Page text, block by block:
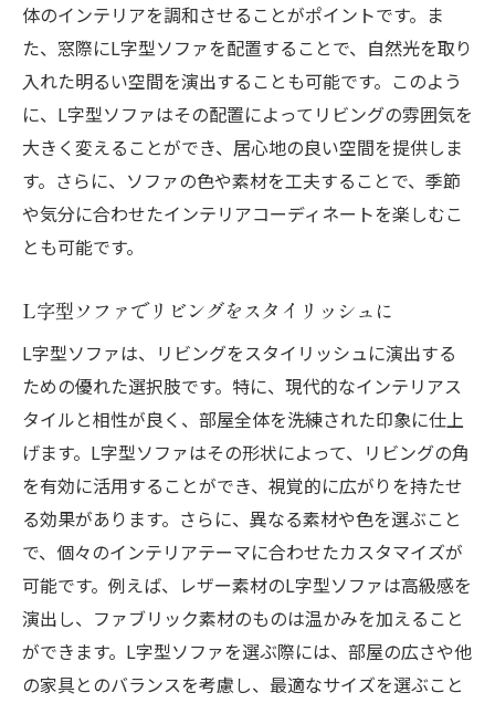
体のインテリアを調和させることがポイントです。ま
た、窓際にL字型ソファを配置することで、自然光を取り
入れた明るい空間を演出することも可能です。このよう
に、L字型ソファはその配置によってリビングの雰囲気を
大きく変えることができ、居心地の良い空間を提供しま
す。さらに、ソファの色や素材を工夫することで、季節
や気分に合わせたインテリアコーディネートを楽しむこ
とも可能です。
L字型ソファでリビングをスタイリッシュに
L字型ソファは、リビングをスタイリッシュに演出する
ための優れた選択肢です。特に、現代的なインテリアス
タイルと相性が良く、部屋全体を洗練された印象に仕上
げます。L字型ソファはその形状によって、リビングの角
を有効に活用することができ、視覚的に広がりを持たせ
る効果があります。さらに、異なる素材や色を選ぶこと
で、個々のインテリアテーマに合わせたカスタマイズが
可能です。例えば、レザー素材のL字型ソファは高級感を
演出し、ファブリック素材のものは温かみを加えること
ができます。L字型ソファを選ぶ際には、部屋の広さや他
の家具とのバランスを考慮し、最適なサイズを選ぶこと